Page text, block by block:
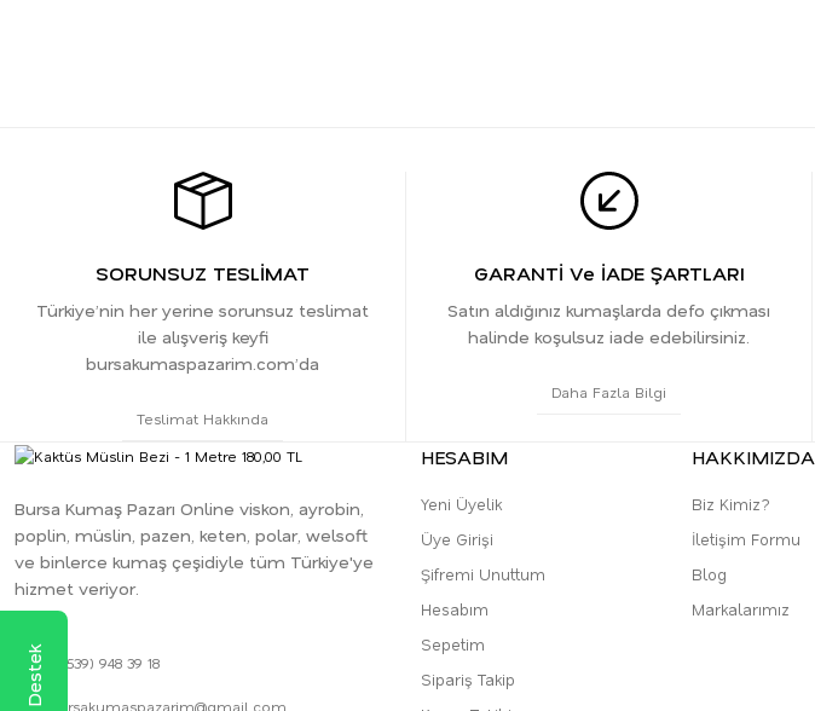
SORUNSUZ TESLİMAT
Türkiye’nin her yerine sorunsuz teslimat
ile alışveriş keyfi
bursakumaspazarim.com’da
Teslimat Hakkında
GARANTİ Ve İADE ŞARTLARI
Satın aldığınız kumaşlarda defo çıkması
halinde koşulsuz iade edebilirsiniz.
Daha Fazla Bilgi
Bursa Kumaş Pazarı Online viskon, ayrobin,
poplin, müslin, pazen, keten, polar, welsoft
ve binlerce kumaş çeşidiyle tüm Türkiye'ye
hizmet veriyor.
0 (539) 948 39 18
bursakumaspazarim@gmail.com
HESABIM
Yeni Üyelik
Üye Girişi
Şifremi Unuttum
Hesabım
Sepetim
Sipariş Takip
HAKKIMIZDA
Biz Kimiz?
İletişim Formu
Blog
Markalarımız